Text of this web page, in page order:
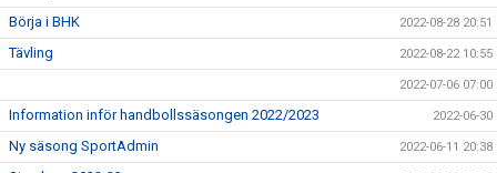
Börja i BHK 2022-08-28 20:51
Tävling 2022-08-22 10:55
2022-07-06 07:00
Information inför handbollssäsongen 2022/2023 2022-06-30
Ny säsong SportAdmin 2022-06-11 20:38